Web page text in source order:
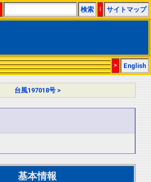
検索 | サイトマップ
> English
台風197018号 >
基本情報